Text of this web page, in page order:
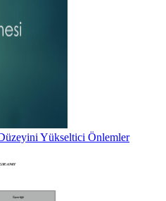
Yükseltici Önlemler